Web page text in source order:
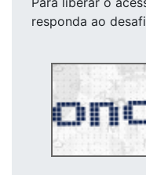
responda ao